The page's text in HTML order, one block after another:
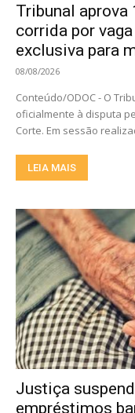
Tribunal
corrida por
exclusiva para
08/08/2026
Conteúdo/ODOC - O
oficialmente à disputa
Corte. Em sessão
LEIA MAIS
Justiça
empréstimos